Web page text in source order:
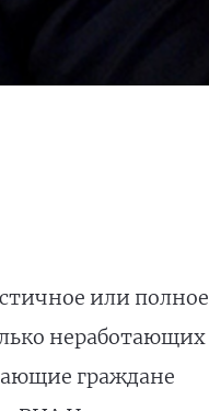
или полное
неработающих
граждане